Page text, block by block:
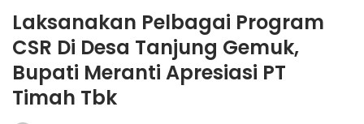
Laksanakan Pelbagai Program
CSR Di Desa Tanjung Gemuk,
Bupati Meranti Apresiasi PT
Timah Tbk